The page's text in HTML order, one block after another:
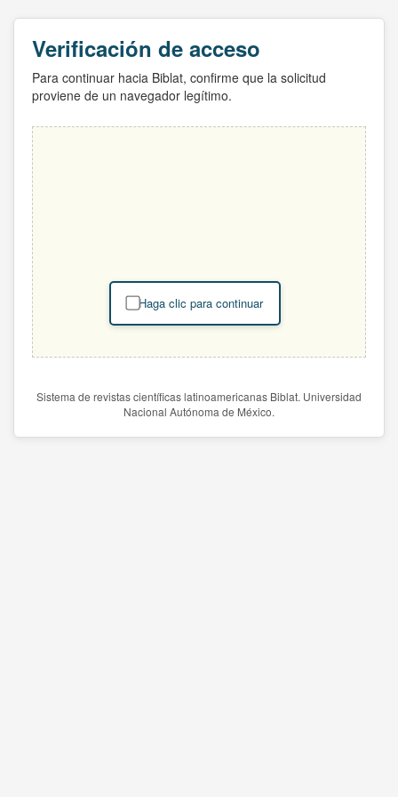
Verificación de acceso
Para continuar hacia Biblat, confirme que la solicitud
proviene de un navegador legítimo.
Haga clic para continuar
Sistema de revistas científicas latinoamericanas Biblat. Universidad
Nacional Autónoma de México.